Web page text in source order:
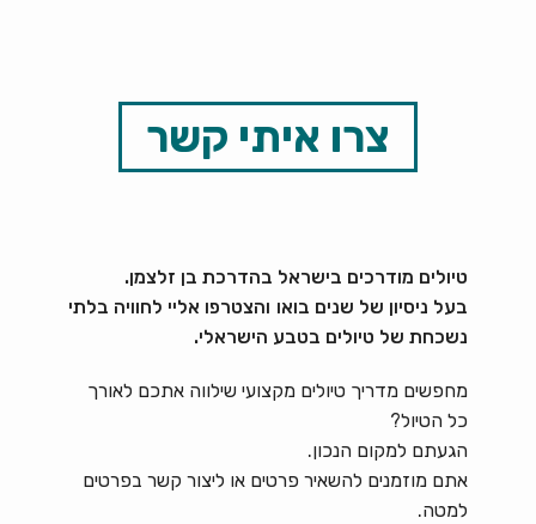
צרו איתי קשר
טיולים מודרכים בישראל בהדרכת בן זלצמן.
בעל ניסיון של שנים בואו והצטרפו אליי לחוויה בלתי
נשכחת של טיולים בטבע הישראלי.
מחפשים מדריך טיולים מקצועי שילווה אתכם לאורך
כל הטיול?
הגעתם למקום הנכון.
אתם מוזמנים להשאיר פרטים או ליצור קשר בפרטים
למטה.